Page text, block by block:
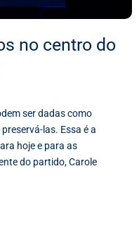
no centro do
ser dadas como
las. Essa é a
hoje e para as
do partido, Carole